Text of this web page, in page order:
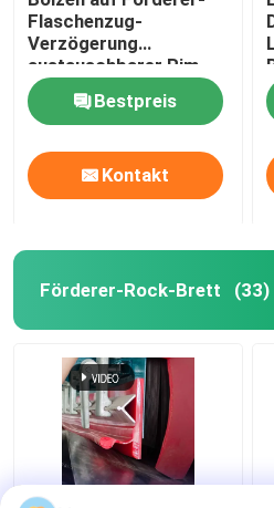
Flaschenzug-
Verzögerung
austauschbarer Rim
Ceramic Rubber Pulley
LaggingBestpreis
Kontakt
Förderer-Rock-Brett (33)